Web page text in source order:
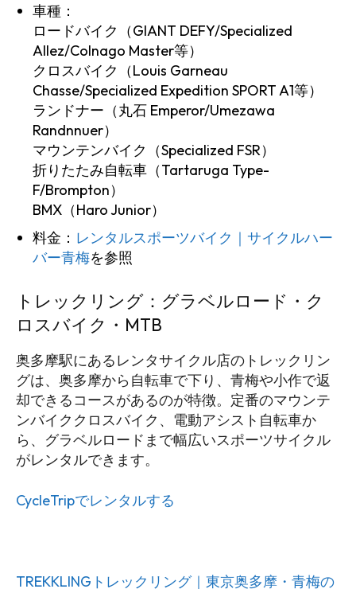
車種：
ロードバイク（GIANT DEFY/Specialized
Allez/Colnago Master等）
クロスバイク（Louis Garneau
Chasse/Specialized Expedition SPORT A1等）
ランドナー（丸石 Emperor/Umezawa
Randnnuer）
マウンテンバイク（Specialized FSR）
折りたたみ自転車（Tartaruga Type-
F/Brompton）
BMX（Haro Junior）
料金： レンタルスポーツバイク｜サイクルハー
バー青梅を参照
トレックリング：グラベルロード・ク
ロスバイク・MTB
奥多摩駅にあるレンタサイクル店のトレックリン
グは、奥多摩から自転車で下り、青梅や小作で返
却できるコースがあるのが特徴。定番のマウンテ
ンバイククロスバイク、電動アシスト自転車か
ら、グラベルロードまで幅広いスポーツサイクル
がレンタルできます。
CycleTripでレンタルする
TREKKLINGトレックリング｜東京奥多摩・青梅の